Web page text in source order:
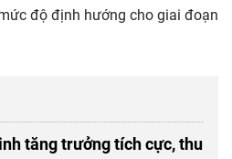
độ định hướng cho giai đoạn
tăng trưởng tích cực, thu